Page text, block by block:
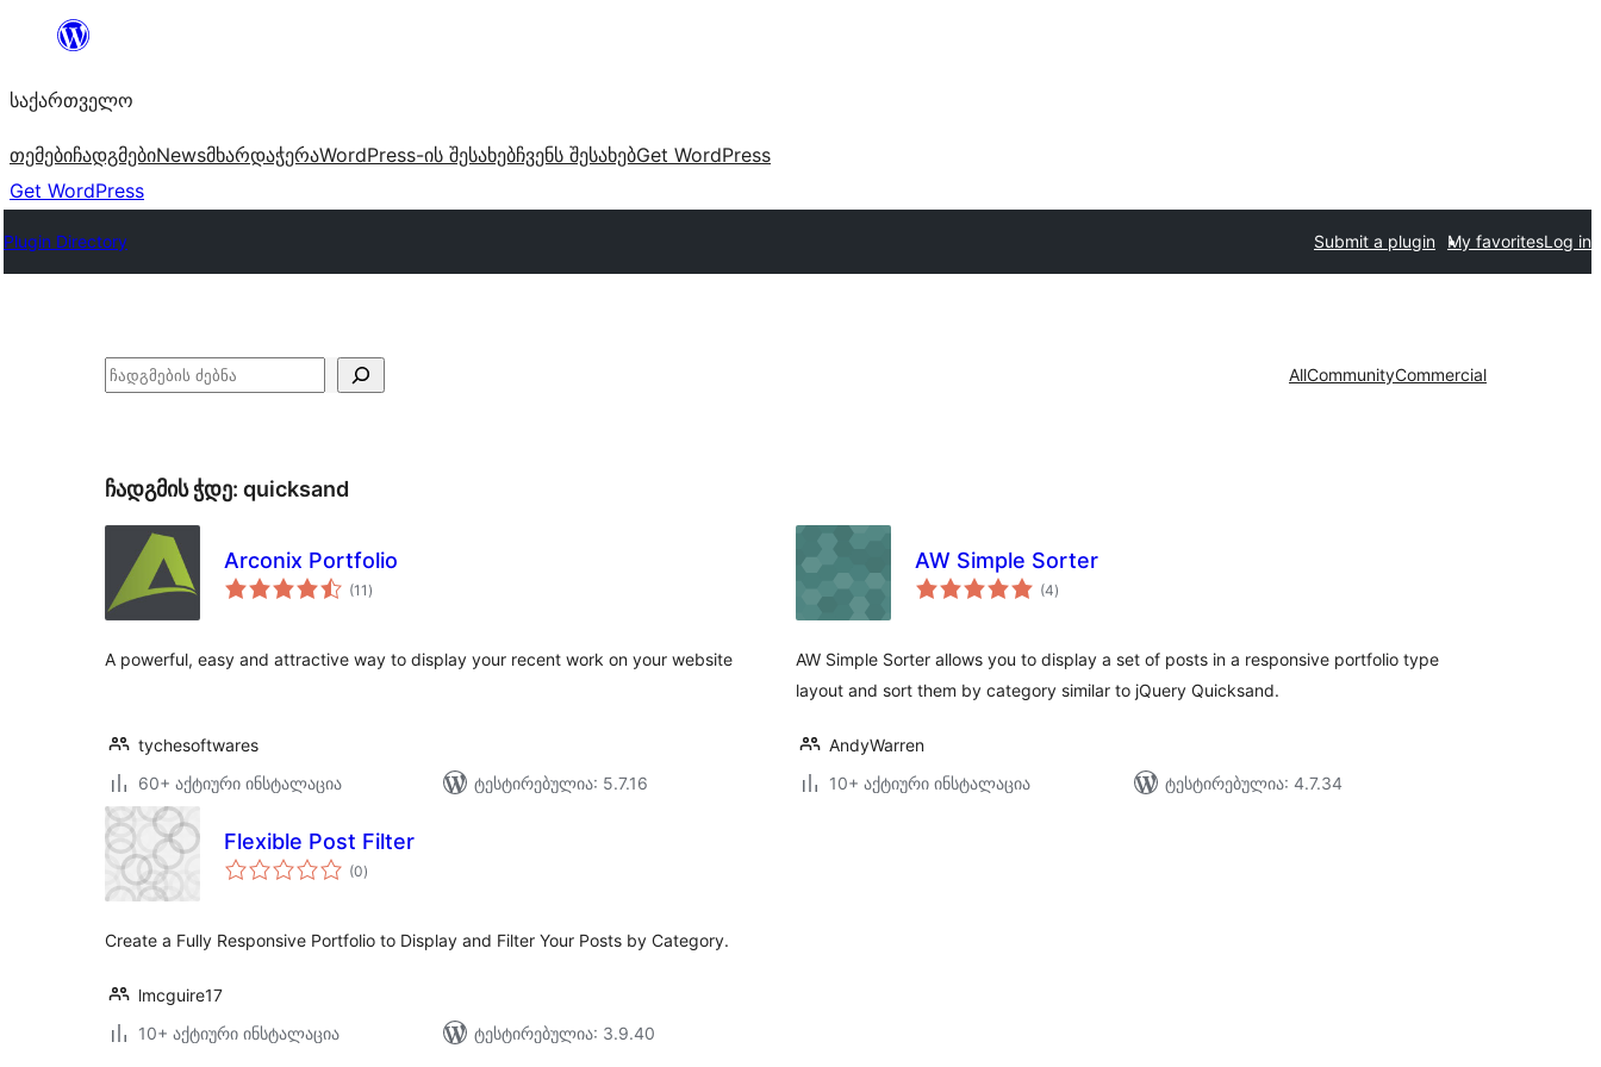
შიგთავსზე
საქართველო
თემებიჩადგმებიNewsმხარდაჭერაWordPress-ის შესახებჩვენს შესახებGet WordPress
Get WordPress
Plugin Directory Submit a plugin My favoritesLog in
ძებნა AllCommunityCommercial
ჩადგმის ჭდე: quicksand
Arconix Portfolio
(11 საერთო
რეიტინგი
)
A powerful, easy and attractive way to display your recent work on your website
tychesoftwares
60+ აქტიური ინსტალაცია
ტესტირებულია: 5.7.16
AW Simple Sorter
(4საერთო
რეიტინგი
)
AW Simple Sorter allows you to display a set of posts in a responsive portfolio type
layout and sort them by category similar to jQuery Quicksand.
AndyWarren
10+ აქტიური ინსტალაცია
ტესტირებულია: 4.7.34
Flexible Post Filter
(0საერთო
რეიტინგი
)
Create a Fully Responsive Portfolio to Display and Filter Your Posts by Category.
lmcguire17
10+ აქტიური ინსტალაცია
ტესტირებულია: 3.9.40